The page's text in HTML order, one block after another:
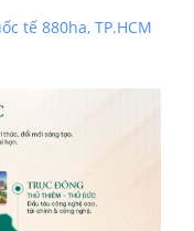
tế 880ha, TP.HCM